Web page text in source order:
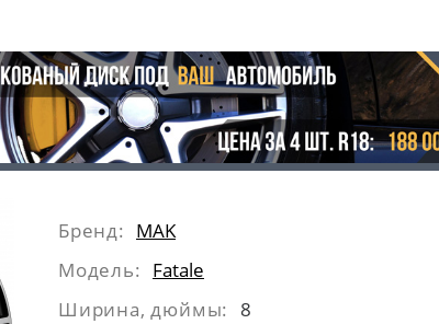
Бренд:
MAK
Модель:
Fatale
Ширина, дюймы:
8